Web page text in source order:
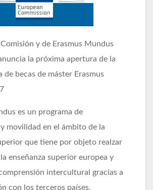
Comisión y de Erasmus Mundus
la próxima apertura de la
de becas de máster Erasmus
es un programa de
movilidad en el ámbito de la
que tiene por objeto realzar
enseñanza superior europea y
intercultural gracias a
con los terceros países.